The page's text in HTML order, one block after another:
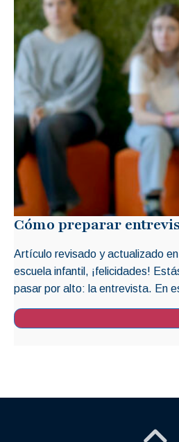
Cómo preparar
Artículo revisado y actualizado
escuela infantil, ¡felicidades!
pasar por alto: la entrevista. En